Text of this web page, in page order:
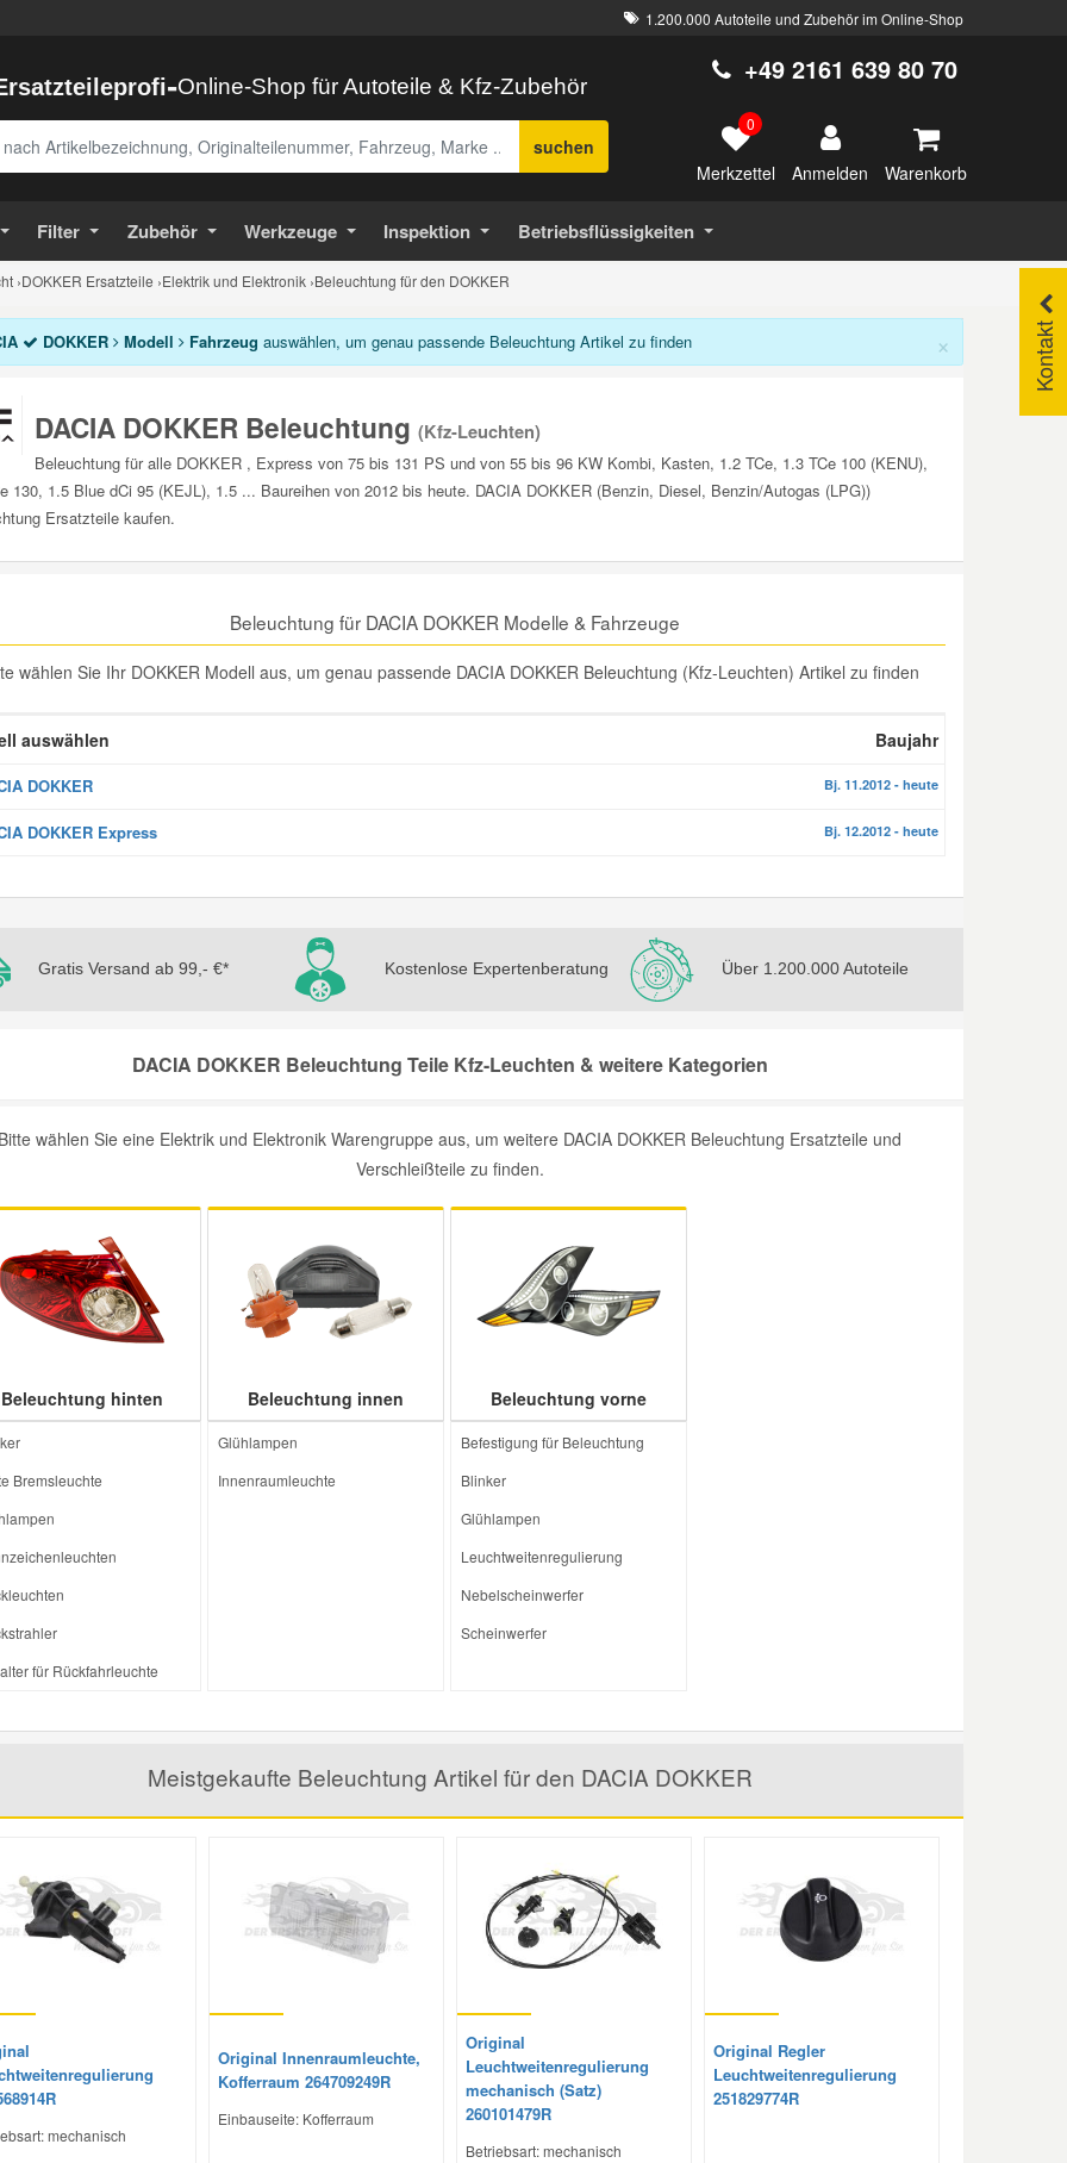
1.200.000 Autoteile und Zubehör im Online-Shop
-Online-Shop für Autoteile & Kfz-Zubehör
suchen
+49 2161 639 80 70
0
Merkzettel Anmelden Warenkorb
Filter Zubehör Werkzeuge Inspektion Betriebsflüssigkeiten
›DOKKER Ersatzteile ›Elektrik und Elektronik ›Beleuchtung für den DOKKER
Kontakt
×
DOKKER Modell Fahrzeug auswählen, um genau passende Beleuchtung Artikel zu finden
DACIA DOKKER Beleuchtung (Kfz-Leuchten)
Beleuchtung für alle DOKKER , Express von 75 bis 131 PS und von 55 bis 96 KW Kombi, Kasten, 1.2 TCe, 1.3 TCe 100 (KENU),
130, 1.5 Blue dCi 95 (KEJL), 1.5 ... Baureihen von 2012 bis heute. DACIA DOKKER (Benzin, Diesel, Benzin/Autogas (LPG))
Ersatzteile kaufen.
Beleuchtung für DACIA DOKKER Modelle & Fahrzeuge
wählen Sie Ihr DOKKER Modell aus, um genau passende DACIA DOKKER Beleuchtung (Kfz-Leuchten) Artikel zu finden
auswählen Baujahr
DOKKER Bj. 11.2012 - heute
DOKKER Express Bj. 12.2012 - heute
Gratis Versand ab 99,- €* Kostenlose Expertenberatung Über 1.200.000 Autoteile
DACIA DOKKER Beleuchtung Teile Kfz-Leuchten & weitere Kategorien
Bitte wählen Sie eine Elektrik und Elektronik Warengruppe aus, um weitere DACIA DOKKER Beleuchtung Ersatzteile und
Verschleißteile zu finden.
Beleuchtung hinten
Bremsleuchte
für Rückfahrleuchte
Beleuchtung innen
Glühlampen
Innenraumleuchte
Beleuchtung vorne
Befestigung für Beleuchtung
Blinker
Glühlampen
Leuchtweitenregulierung
Nebelscheinwerfer
Scheinwerfer
Meistgekaufte Beleuchtung Artikel für den DACIA DOKKER
mechanisch
Original Innenraumleuchte,
Kofferraum 264709249R
Einbauseite: Kofferraum
Original
Leuchtweitenregulierung
mechanisch (Satz)
260101479R
Betriebsart: mechanisch
Original Regler
Leuchtweitenregulierung
251829774R